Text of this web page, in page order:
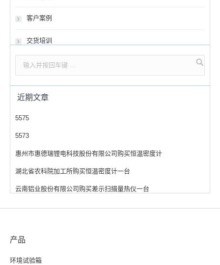
客户案例
交货培训
近期文章
5575
5573
惠州市惠德瑞锂电科技股份有限公司购买恒温密度计
湖北省农科院加工所购买恒温密度计一台
云南铝业股份有限公司购买差示扫描量热仪一台
产品
环境试验箱